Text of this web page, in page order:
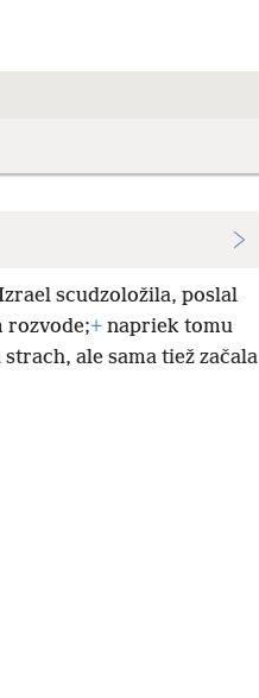
scudzoložila, poslal
rozvode;+napriek tomu
ale sama tiež začala